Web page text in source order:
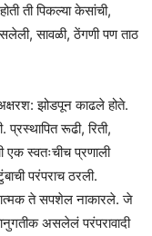
ती पिकल्या केसांची,
सावळी, ठेंगणी पण ताठ
झोडपून काढले होते.
प्रस्थापित रूढी, रिती,
एक स्वतःचीच प्रणाली
परंपराच ठरली.
ते सपशेल नाकारले. जे
असलेलं परंपरावादी